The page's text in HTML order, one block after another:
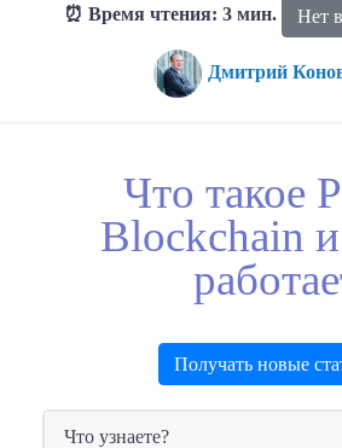
⏰ Время чтения: 3 мин.
Нет
Дмитрий
Partisia Blockchain и как он работает?
Что такое
Blockchain
Получать новые
Что узнаете?